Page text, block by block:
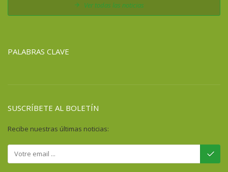
Ver todas las noticias
PALABRAS CLAVE
SUSCRÍBETE AL BOLETÍN
Recibe nuestras últimas noticias: